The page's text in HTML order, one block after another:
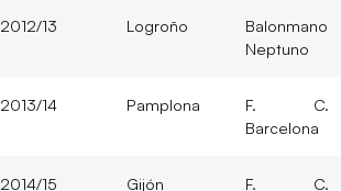
2012/13 Logroño
Balonmano
Neptuno
2013/14 Pamplona
F. C.
Barcelona
2014/15 Gijón F. C.